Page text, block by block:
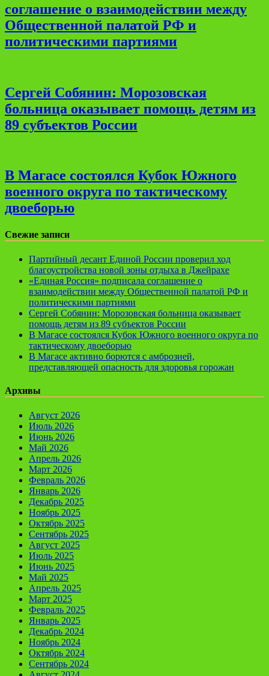
соглашение о взаимодействии между
Общественной палатой РФ и
политическими партиями
Сергей Собянин: Морозовская
больница оказывает помощь детям из
89 субъектов России
В Магасе состоялся Кубок Южного
военного округа по тактическому
двоеборью
Свежие записи
Партийный десант Единой России проверил ход
благоустройства новой зоны отдыха в Джейрахе
«Единая Россия» подписала соглашение о
взаимодействии между Общественной палатой РФ и
политическими партиями
Сергей Собянин: Морозовская больница оказывает
помощь детям из 89 субъектов России
В Магасе состоялся Кубок Южного военного округа по
тактическому двоеборью
В Магасе активно борются с амброзией,
представляющей опасность для здоровья горожан
Архивы
Август 2026
Июль 2026
Июнь 2026
Май 2026
Апрель 2026
Март 2026
Февраль 2026
Январь 2026
Декабрь 2025
Ноябрь 2025
Октябрь 2025
Сентябрь 2025
Август 2025
Июль 2025
Июнь 2025
Май 2025
Апрель 2025
Март 2025
Февраль 2025
Январь 2025
Декабрь 2024
Ноябрь 2024
Октябрь 2024
Сентябрь 2024